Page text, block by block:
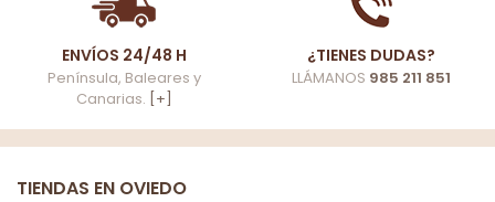
ENVÍOS 24/48 H
Península, Baleares y
Canarias. [+]
¿TIENES DUDAS?
LLÁMANOS 985 211 851
TIENDAS EN OVIEDO